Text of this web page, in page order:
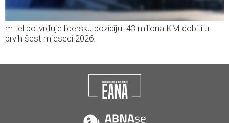
m:tel potvrđuje lidersku poziciju: 43 miliona KM dobiti u
prvih šest mjeseci 2026.